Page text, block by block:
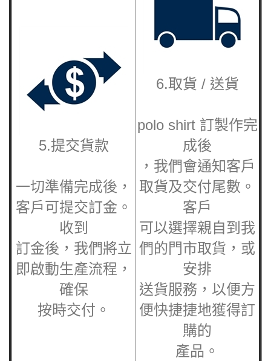
5.提交貨款
一切準備完成後，
客戶可提交訂金。
收到
訂金後，我們將立
即啟動生產流程，
確保
按時交付。
6.取貨 / 送貨
polo shirt 訂製作完
成後
，我們會通知客戶
取貨及交付尾數。
客戶
可以選擇親自到我
們的門市取貨，或
安排
送貨服務，以便方
便快捷捷地獲得訂
購的
產品。